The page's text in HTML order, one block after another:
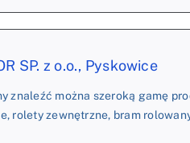
SP. z o.o., Pyskowice
znaleźć można szeroką gamę
rolety zewnętrzne, bram